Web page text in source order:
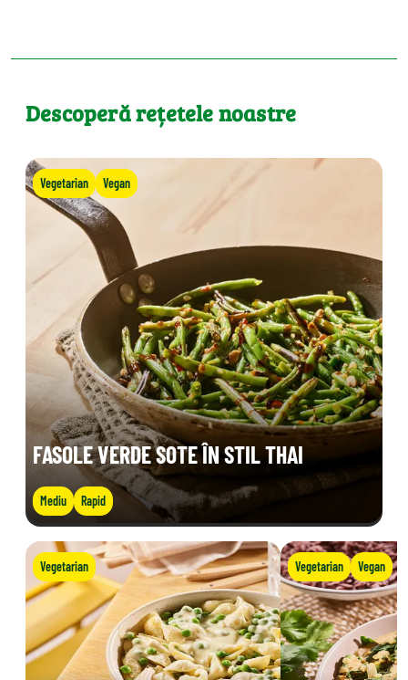
Descoperă rețetele noastre
Vegetarian Vegan
FASOLE VERDE SOTE ÎN STIL THAI
Mediu Rapid
Vegetarian Vegetarian Vegan